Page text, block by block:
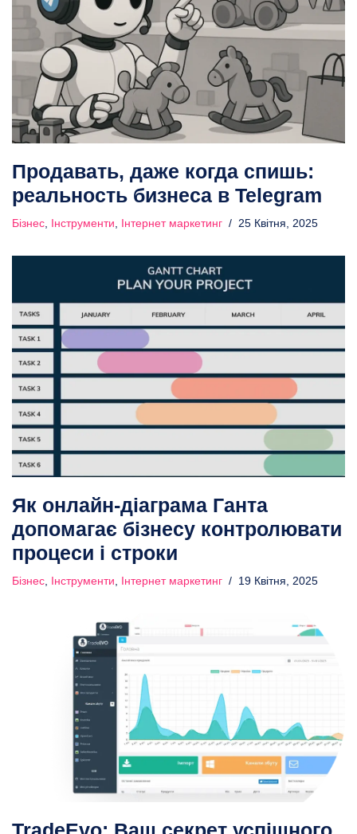
Продавать, даже когда спишь:
реальность бизнеса в Telegram
Бізнес Інструменти Інтернет маркетинг 25 Квітня, 2025
Як онлайн-діаграма Ганта
допомагає бізнесу контролювати
процеси і строки
Бізнес, Інструменти, Інтернет маркетинг 19 Квітня, 2025